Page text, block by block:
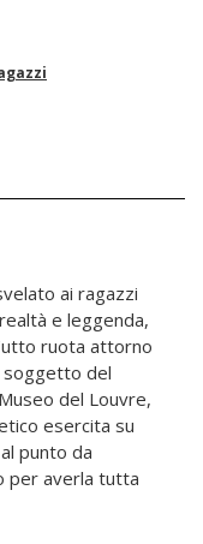
ai ragazzi
e leggenda,
ruota attorno
soggetto del
del Louvre,
esercita su
punto da
per averla tutta